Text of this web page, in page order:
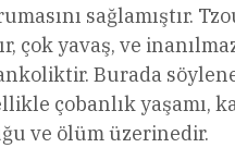
sağlamıştır.
çok yavaş, ve
Burada
çobanlık yaşamı,
ve ölüm üzerinedir.